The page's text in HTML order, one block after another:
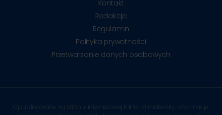
Kontakt
Redakcja
Regulamin
Polityka prywatności
Przetwarzanie danych osobowych
Opublikowane na stronie internetowej Kliniki.pl materiały, informacje